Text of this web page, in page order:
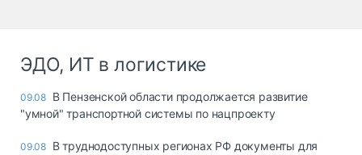
ЭДО, ИТ в логистике
09.08 В Пензенской области продолжается развитие
"умной" транспортной системы по нацпроекту
09.08 В труднодоступных регионах РФ документы для